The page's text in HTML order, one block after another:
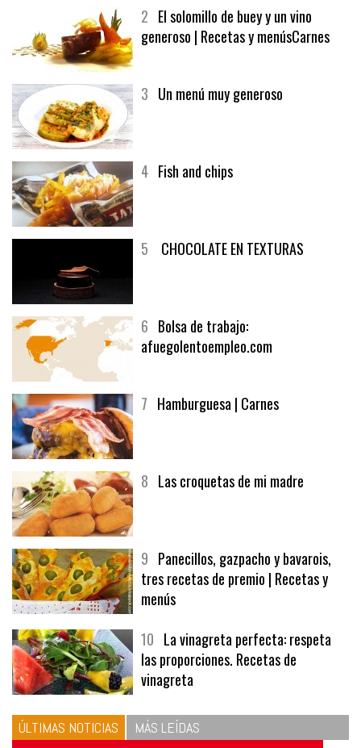
MELOCOTÓN
2El solomillo de buey y un vino
6Bolsa de trabajo:
9Panecillos, gazpacho y bavarois,
tres recetas de premio | Recetas y
menús
10La vinagreta perfecta: respeta
las proporciones. Recetas de
vinagreta